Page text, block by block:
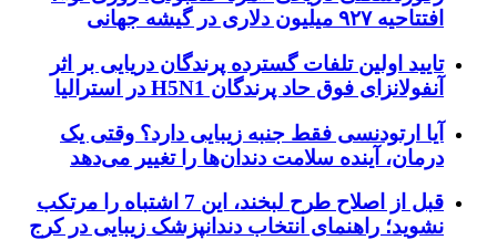
افتتاحیه ۹۲۷ میلیون دلاری در گیشه جهانی
تایید اولین تلفات گسترده پرندگان دریایی بر اثر
آنفولانزای فوق حاد پرندگان H5N1 در استرالیا
آیا ارتودنسی فقط جنبه زیبایی دارد؟ وقتی یک
درمان، آینده سلامت دندان‌ها را تغییر می‌دهد
قبل از اصلاح طرح لبخند، این 7 اشتباه را مرتکب
نشوید؛ راهنمای انتخاب دندانپزشک زیبایی در کرج